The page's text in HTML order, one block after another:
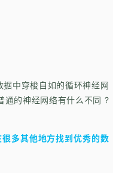
中穿梭自如的循环神经网
通的神经网络有什么不同 ?
多其他地方找到优秀的数